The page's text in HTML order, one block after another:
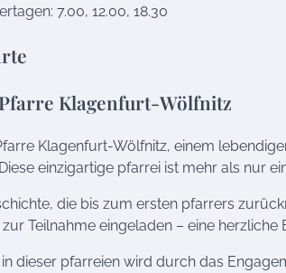
7.00, 12.00, 18.30
Klagenfurt-Wölfnitz
Klagenfurt-Wölfnitz, einem
einzigartige pfarrei ist mehr als nur
die bis zum ersten pfarrers
Teilnahme eingeladen – eine
dieser pfarreien wird durch das